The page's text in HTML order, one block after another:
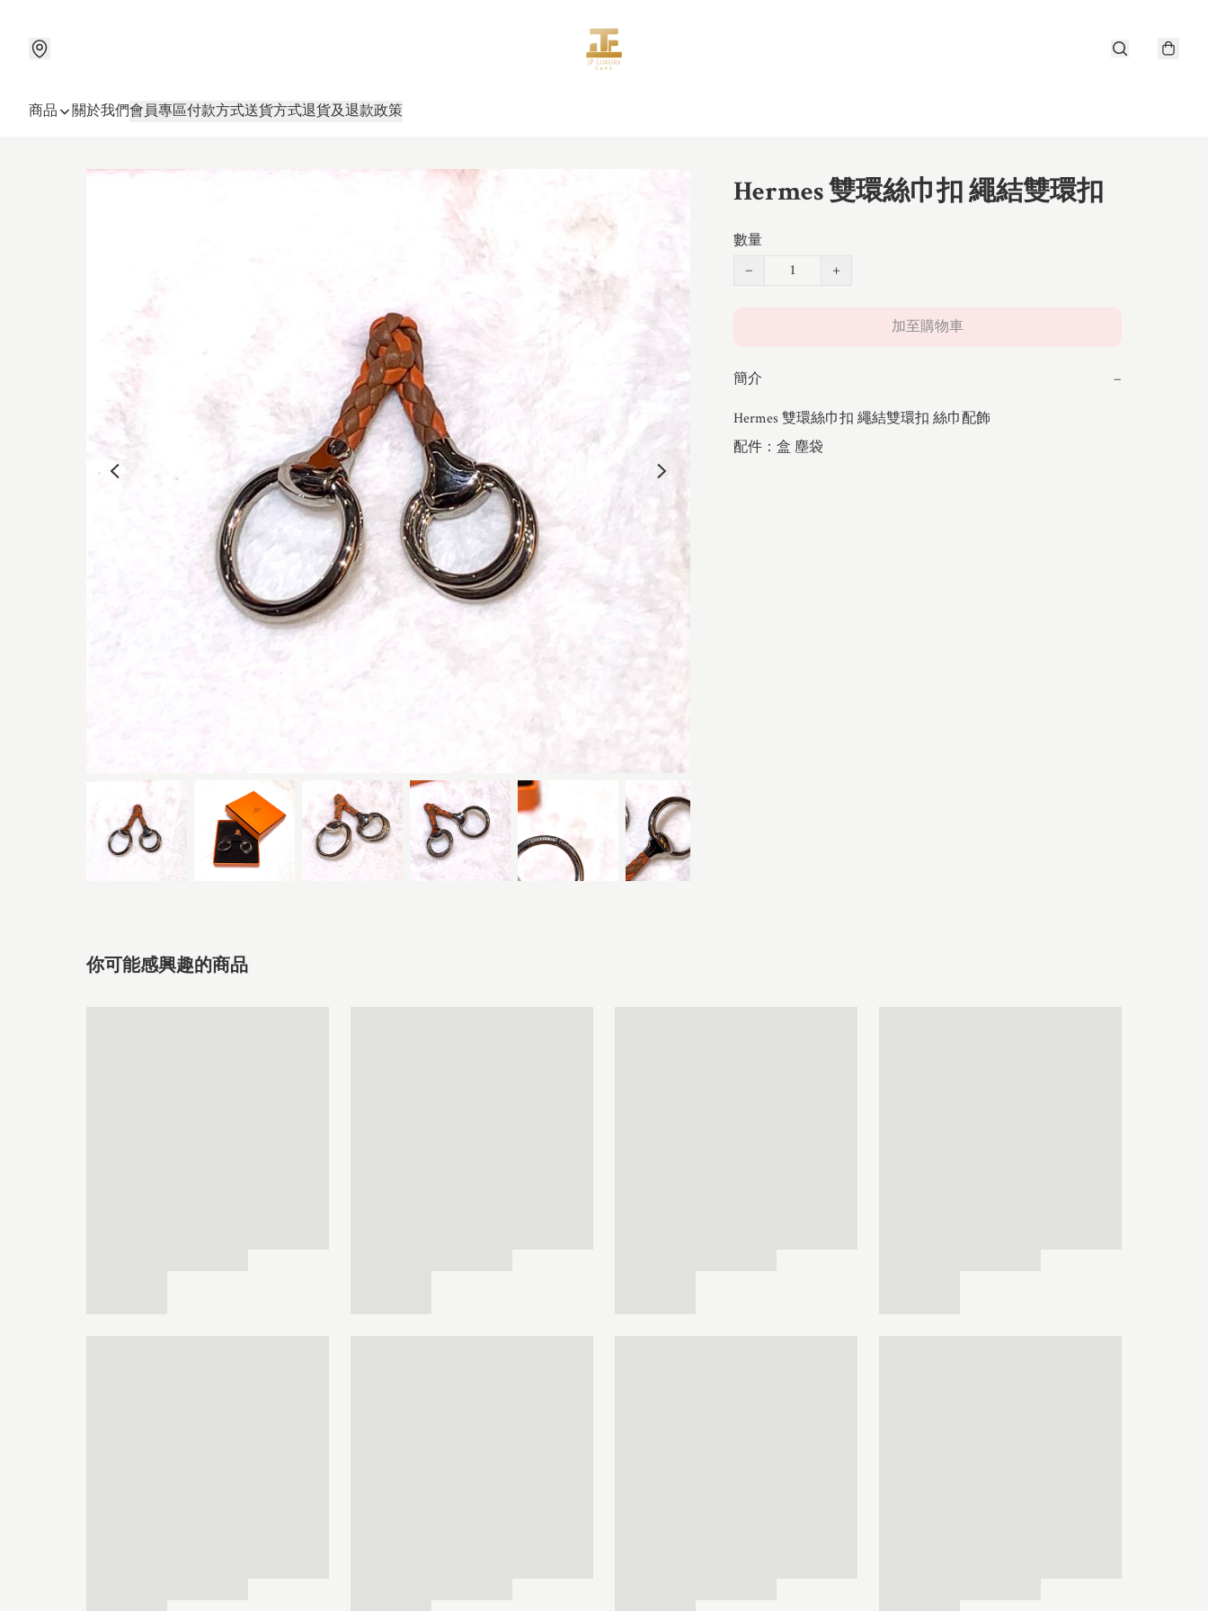
商品 關於我們會員專區付款方式送貨方式退貨及退款政策
Hermes 雙環絲巾扣 繩結雙環扣
數量
−
+
加至購物車
簡介 −
Hermes 雙環絲巾扣 繩結雙環扣 絲巾配飾
配件：盒 塵袋
你可能感興趣的商品